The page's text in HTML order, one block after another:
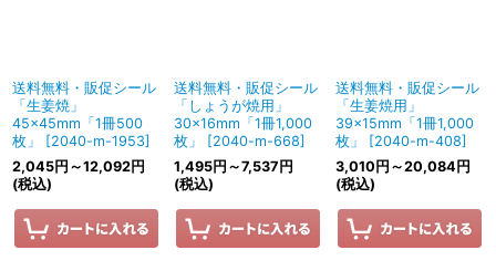
送料無料・販促シール
「生姜焼」
45×45mm「1冊500
枚」
[2040-m-1953]
2,045円 ～12,092円
(税込)
送料無料・販促シール
「しょうが焼用」
30×16mm「1冊1,000
枚」
[2040-m-668]
1,495円 ～7,537 円
(税込)
送料無料・販促シール
「生姜焼用」
39×15mm「1冊1,000
枚」
[2040-m-408]
3,010 円 ～20,084 円
(税込)